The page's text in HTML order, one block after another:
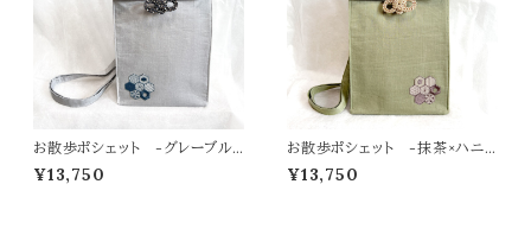
お散歩ポシェット -グレーブル
ー×ハニカム亀甲-
¥13,750
お散歩ポシェット -抹茶×ハニ
カム亀甲-
¥13,750